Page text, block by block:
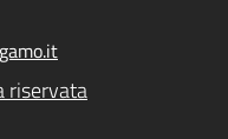
riservata